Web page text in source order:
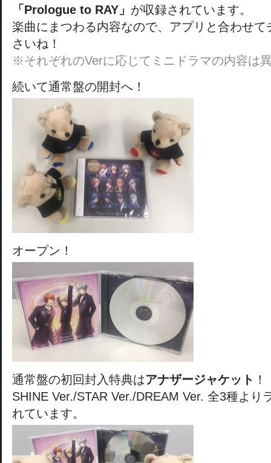
「Prologue to RAY」 が収録されています。
楽曲にまつわる内容なので、アプリと合わせ
さいね！
※それぞれのVerに応じてミニドラマの内容は
続いて通常盤の開封へ！
オープン！
通常盤の初回封入特典はアナザージャケット ！
SHINE Ver./STAR Ver./DREAM Ver. 全3種より
れています。